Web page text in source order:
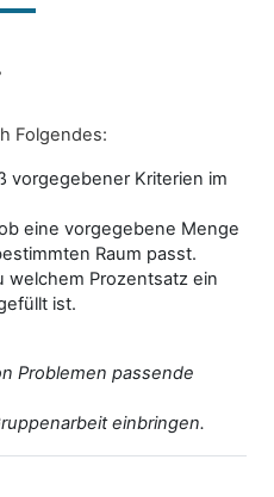
Folgendes:
vorgegebener Kriterien im
eine vorgegebene Menge
Raum passt.
welchem Prozentsatz ein
ist.
Problemen passende
einbringen.